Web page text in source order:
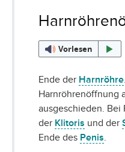
Vorlesen
Ende der Harnröhre
Harnröhrenöffnung
ausgeschieden. Bei
der Klitoris und der
Ende des Penis